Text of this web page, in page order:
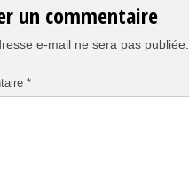
un commentaire
e-mail ne sera pas publiée.
*